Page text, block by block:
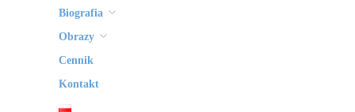
Biografia
Obrazy
Cennik
Kontakt